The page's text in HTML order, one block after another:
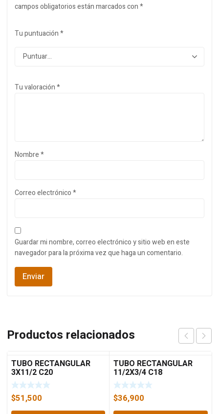
campos obligatorios están marcados con*
Tu puntuación*
Tu valoración*
Nombre*
Correo electrónico*
Guardar mi nombre, correo electrónico y sitio web en este
navegador para la próxima vez que haga un comentario.
Productos relacionados
TUBO RECTANGULAR
3X11/2 C20
$51,500
TUBO RECTANGULAR
11/2X3/4 C18
$36,900